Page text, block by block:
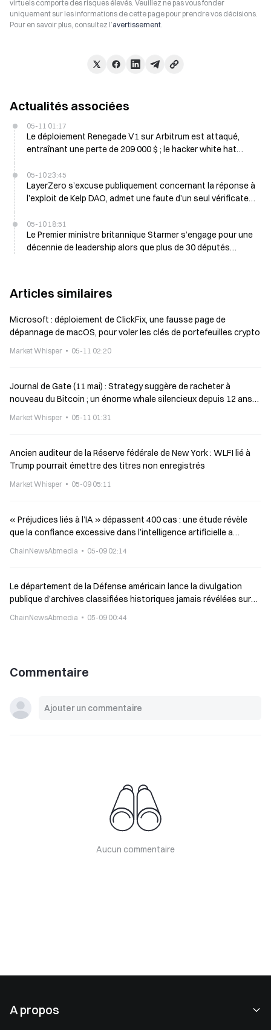
virtuels comporte des risques élevés. Veuillez ne pas vous fonder
uniquement sur les informations de cette page pour prendre vos décisions.
Pour en savoir plus, consultez l’avertissement.
Actualités associées
05-11 01:17
Le déploiement Renegade V1 sur Arbitrum est attaqué,
entraînant une perte de 209 000 $ ; le hacker white hat
05-10 23:45
LayerZero s’excuse publiquement concernant la réponse à
l’exploit de Kelp DAO, admet une faute d’un seul vérificateur
05-10 18:51
Le Premier ministre britannique Starmer s’engage pour une
décennie de leadership alors que plus de 30 députés
Articles similaires
Microsoft : déploiement de ClickFix, une fausse page de
dépannage de macOS, pour voler les clés de portefeuilles crypto
Market Whisper 05-11 02:20
Journal de Gate (11 mai) : Strategy suggère de racheter à
nouveau du Bitcoin ; un énorme whale silencieux depuis 12 ans
Market Whisper 05-11 01:31
Ancien auditeur de la Réserve fédérale de New York : WLFI lié à
Trump pourrait émettre des titres non enregistrés
Market Whisper 05-09 05:11
« Préjudices liés à l’IA » dépassent 400 cas : une étude révèle
que la confiance excessive dans l’intelligence artificielle a
ChainNewsAbmedia 05-09 02:14
Le département de la Défense américain lance la divulgation
publique d’archives classifiées historiques jamais révélées sur
ChainNewsAbmedia 05-09 00:44
Commentaire
Aucun commentaire
A propos